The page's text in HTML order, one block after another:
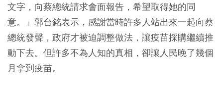
文字，向蔡總統請求會面報告，希望取得她的同
意。」郭台銘表示，感謝當時許多人站出來一起向蔡
總統發聲，政府才被迫調整做法，讓疫苗採購繼續推
動下去。但許多不為人知的真相，卻讓人民晚了幾個
月拿到疫苗。